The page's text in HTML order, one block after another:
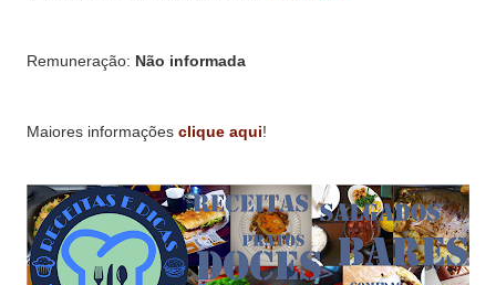
Remuneração: Não informada
Maiores informações clique aqui!